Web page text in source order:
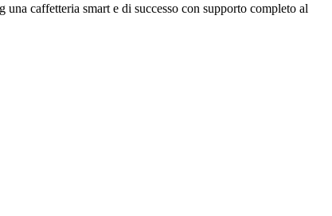
caffetteria smart e di successo con supporto completo al